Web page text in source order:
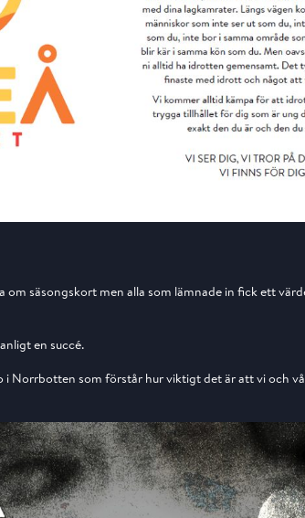
om säsongskort men alla som lämnade in fick ett
en succé.
Norrbotten som förstår hur viktigt det är att vi och